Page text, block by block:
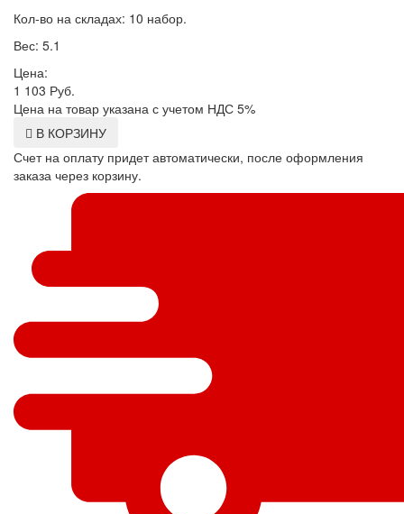
Кол-во на складах: 10 набор.
Вес: 5.1
Цена:
1 103 Руб.
Цена на товар указана с учетом НДС 5%
В КОРЗИНУ
Счет на оплату придет автоматически, после оформления
заказа через корзину.